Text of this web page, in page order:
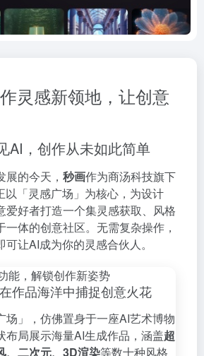
灵感新领地，让创意
AI，创作从未如此简单
的今天， 秒画作为商汤科技旗下
以「灵感广场」为核心，为设计
爱好者打造一个集灵感获取、风格
体的创意社区。无需复杂操作，
让AI成为你的灵感合伙人。
能，解锁创作新姿势
作品海洋中捕捉创意火花
场」，仿佛置身于一座AI艺术博物
布局展示海量AI生成作品，涵盖超
、二次元、3D渲染等数十种风格